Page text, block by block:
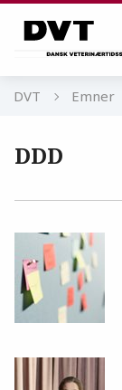
DVT Emner
DDD